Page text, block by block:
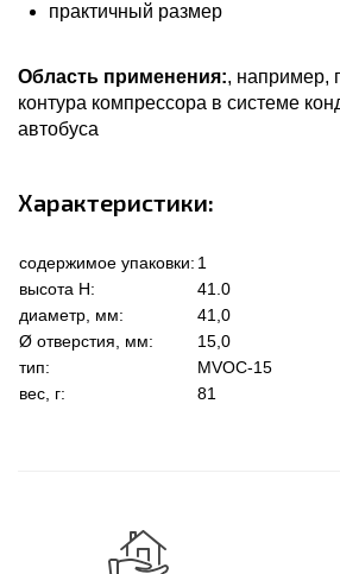
практичный размер
Область применения:, например,
контура компрессора в системе
автобуса
Характеристики:
содержимое упаковки: 1
высота Н:
41.0
диаметр, мм:
41,0
Ø отверстия, мм:
15,0
тип:
MVOC-15
вес, г:
81